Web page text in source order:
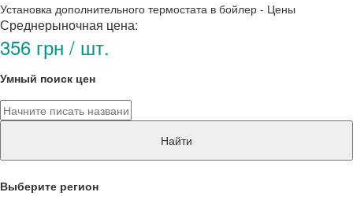
Установка дополнительного термостата в бойлер - Цены
Среднерыночная цена:
356 грн / шт.
Умный поиск цен
Найти
Выберите регион